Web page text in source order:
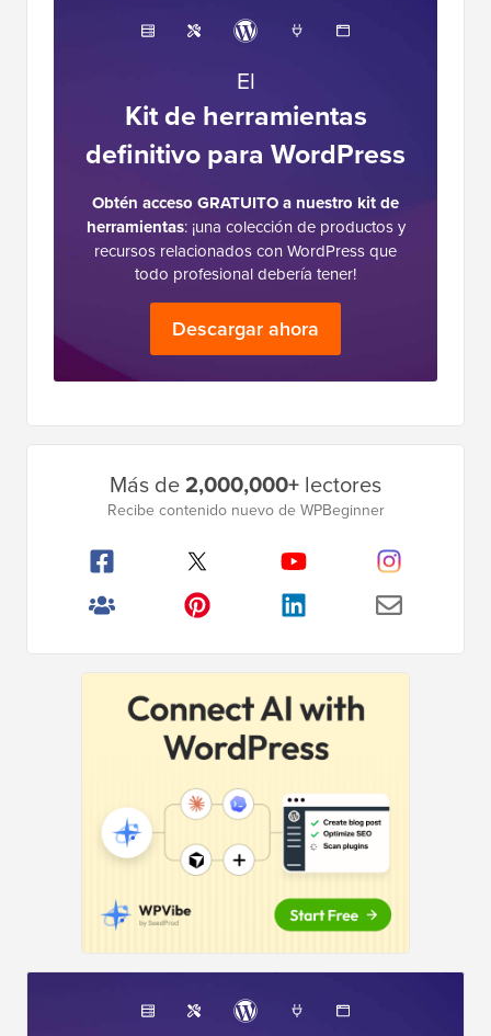
El
Kit de herramientas
definitivo para WordPress
Obtén acceso GRATUITO a nuestro kit de
herramientas: ¡una colección de productos y
recursos relacionados con WordPress que
todo profesional debería tener!
Descargar ahora
Más de2,000,000+ lectores
Recibe contenido nuevo de WPBeginner